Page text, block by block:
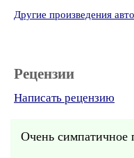
Другие произведения
Рецензии
Написать рецензию
Очень симпатичное